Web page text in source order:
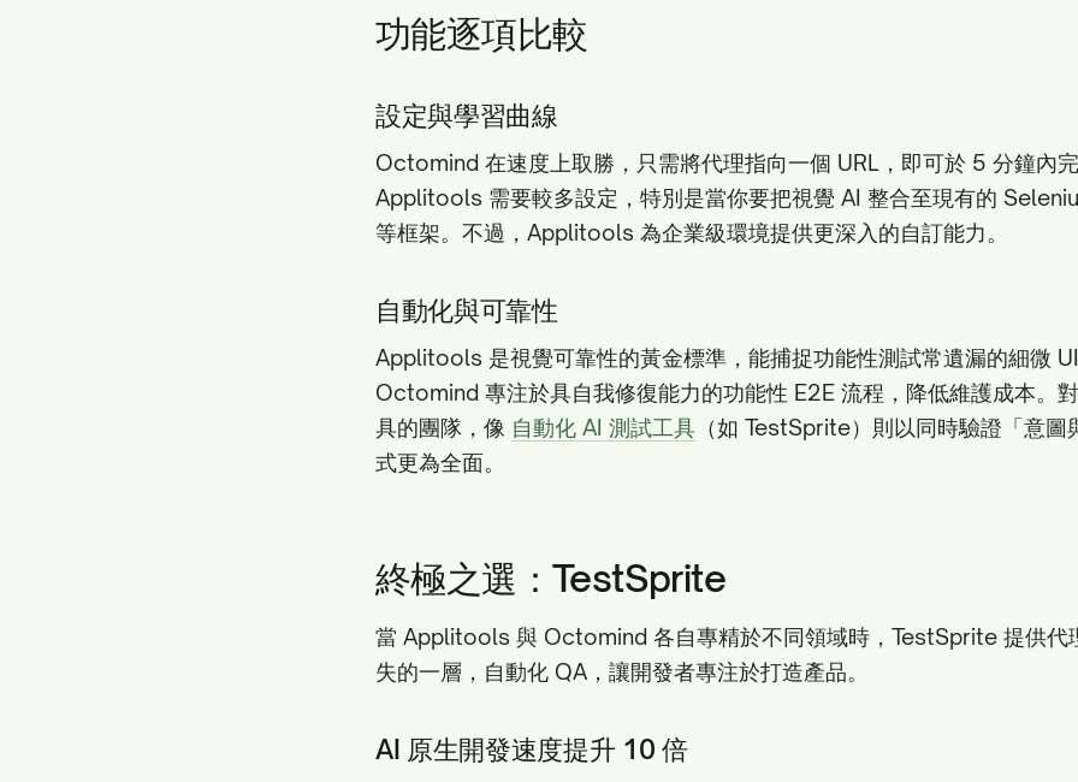
功能逐項比較
設定與學習曲線
Octomind 在速度上取勝，只需將代理指向一個 URL，即可於 5 分鐘內完
Applitools 需要較多設定，特別是當你要把視覺 AI 整合至現有的
等框架。不過，Applitools 為企業級環境提供更深入的自訂能力。
自動化與可靠性
Applitools 是視覺可靠性的黃金標準，能捕捉功能性測試常遺漏的細微 UI
Octomind 專注於具自我修復能力的功能性 E2E 流程，降低維護成本。
具的團隊，像 自動化 AI 測試工具 （如 TestSprite）則以同時驗證「意圖
式更為全面。
終極之選：TestSprite
當 Applitools 與 Octomind 各自專精於不同領域時，TestSprite 提供代
失的一層，自動化 QA，讓開發者專注於打造產品。
AI 原生開發速度提升 10 倍